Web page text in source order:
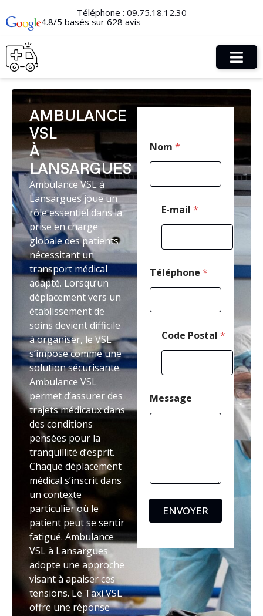
Téléphone : 09.75.18.12.30
4.8/5 basés sur 628 avis
AMBULANCE
VSL
À
LANSARGUES
Ambulance VSL à
Lansargues joue un
rôle essentiel dans la
prise en charge
globale des patients
nécessitant un
transport médical
adapté. Lorsqu’un
déplacement vers un
établissement de
soins devient difficile
à organiser, le VSL
s’impose comme une
solution sécurisante.
Ambulance VSL
permet d’assurer des
trajets médicaux dans
des conditions
pensées pour la
tranquillité d’esprit.
Chaque déplacement
médical s’inscrit dans
un contexte
particulier où le
patient peut se sentir
fatigué. Ambulance
VSL à Lansargues
adopte une approche
visant à apaiser ces
tensions. Le Taxi VSL
offre une réponse
Nom *
E-mail *
Téléphone *
Code Postal *
Message
ENVOYER